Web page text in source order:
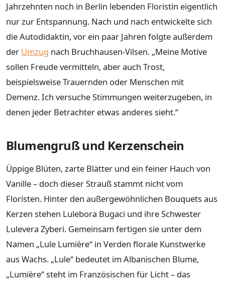
Jahrzehnten noch in Berlin lebenden Floristin eigentlich
nur zur Entspannung. Nach und nach entwickelte sich
die Autodidaktin, vor ein paar Jahren folgte außerdem
der Umzug nach Bruchhausen-Vilsen. „Meine Motive
sollen Freude vermitteln, aber auch Trost,
beispielsweise Trauernden oder Menschen mit
Demenz. Ich versuche Stimmungen weiterzugeben, in
denen jeder Betrachter etwas anderes sieht.“
Blumengruß und Kerzenschein
Üppige Blüten, zarte Blätter und ein feiner Hauch von
Vanille – doch dieser Strauß stammt nicht vom
Floristen. Hinter den außergewöhnlichen Bouquets aus
Kerzen stehen Lulebora Bugaci und ihre Schwester
Lulevera Zyberi. Gemeinsam fertigen sie unter dem
Namen „Lule Lumière“ in Verden florale Kunstwerke
aus Wachs. „Lule“ bedeutet im Albanischen Blume,
„Lumière“ steht im Französischen für Licht – das